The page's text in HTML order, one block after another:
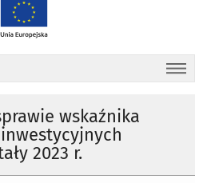
wskaźnika
2023 r.